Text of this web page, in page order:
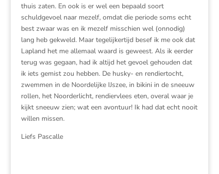
thuis zaten. En ook is er wel een bepaald soort
schuldgevoel naar mezelf, omdat die periode soms echt
best zwaar was en ik mezelf misschien wel (onnodig)
lang heb gekweld. Maar tegelijkertijd besef ik me ook dat
Lapland het me allemaal waard is geweest. Als ik eerder
terug was gegaan, had ik altijd het gevoel gehouden dat
ik iets gemist zou hebben. De husky- en rendiertocht,
zwemmen in de Noordelijke IJszee, in bikini in de sneeuw
rollen, het Noorderlicht, rendiervlees eten, overal waar je
kijkt sneeuw zien; wat een avontuur! Ik had dat echt nooit
willen missen.
Liefs Pascalle